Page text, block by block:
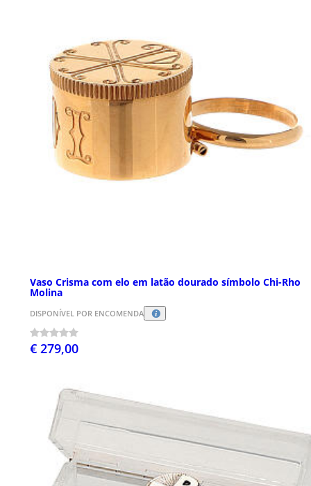
Vaso Crisma com elo em latão dourado símbolo Chi-Rho
Molina
DISPONÍVEL POR ENCOMENDA
€ 279,00